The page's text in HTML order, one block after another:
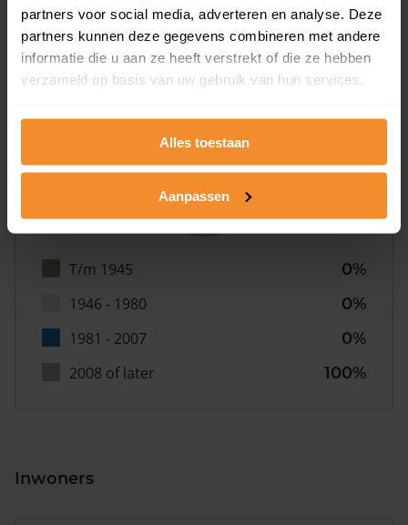
partners voor social media, adverteren en analyse. Deze
partners kunnen deze gegevens combineren met andere
informatie die u aan ze heeft verstrekt of die ze hebben
verzameld op basis van uw gebruik van hun services.
Alles toestaan
Aanpassen
T/m 1945
0%
1946 - 1980
0%
1981 - 2007
0%
2008 of later
100%
Inwoners